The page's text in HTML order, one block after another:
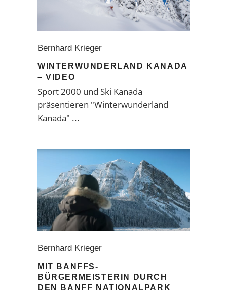
Bernhard Krieger
WINTERWUNDERLAND KANADA
– VIDEO
Sport 2000 und Ski Kanada
präsentieren "Winterwunderland
Kanada"
Bernhard Krieger
MIT BANFFS-
BÜRGERMEISTERIN DURCH
DEN BANFF NATIONALPARK